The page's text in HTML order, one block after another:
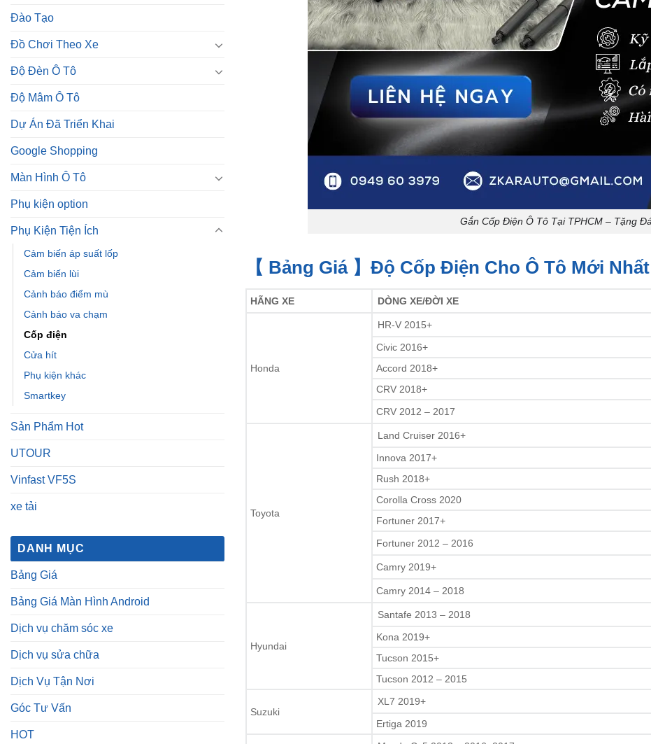
Đào Tạo
Đồ Chơi Theo Xe
Độ Đèn Ô Tô
Độ Mâm Ô Tô
Dự Án Đã Triển Khai
Google Shopping
Màn Hình Ô Tô
Phụ kiện option
Phụ Kiện Tiện Ích
Cảm biến áp suất lốp
Cảm biến lùi
Cảnh báo điểm mù
Cảnh báo va chạm
Cốp điện
Cửa hít
Phụ kiện khác
Smartkey
Sản Phẩm Hot
UTOUR
Vinfast VF5S
xe tải
DANH MỤC
Bảng Giá
Bảng Giá Màn Hình Android
Dịch vụ chăm sóc xe
Dịch vụ sửa chữa
Dịch Vụ Tận Nơi
Góc Tư Vấn
HOT
Gắn Cốp Điện Ô Tô Tại TPHCM – Tặng
【 Bảng Giá 】Độ Cốp Điện Cho Ô Tô Mới
HÃNG XE DÒNG XE/ĐỜI XE
Honda
HR-V 2015+
Civic 2016+
Accord 2018+
CRV 2018+
CRV 2012 – 2017
Toyota
Land Cruiser 2016+
Innova 2017+
Rush 2018+
Corolla Cross 2020
Fortuner 2017+
Fortuner 2012 – 2016
Camry 2019+
Camry 2014 – 2018
Hyundai
Santafe 2013 – 2018
Kona 2019+
Tucson 2015+
Tucson 2012 – 2015
Suzuki
XL7 2019+
Ertiga 2019